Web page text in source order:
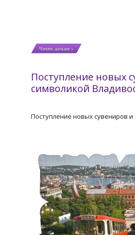
Читать дальше »
Поступление новых
символикой
Поступление новых сувениров